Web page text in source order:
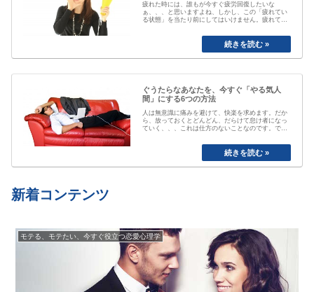
疲れた時には、誰もが今すぐ疲労回復したいな
ぁ、、、と思いますよね、しかし、この「疲れてい
る状態」を当たり前にしてはいけません。疲れてい
がて気付かなくなってしまいます。「最近疲れてい
ますよね」と誰かに声を掛けられるまで、自分は大
丈夫と思ってしまっていたり、いつのまにか覇気が
感…
ぐうたらなあなたを、今すぐ「やる気人
間」にする6つの方法
人は無意識に痛みを避けて、快楽を求めます。だか
ら、放っておくとどんどん、だらけて怠け者になっ
ていく、、、これは仕方のないことなのです。で
私も以前は、おもいきり、「ぐうたら属性」でし
た。食べたら寝る、めんどくさいから明日でいい
や、、と言い続けて結局やらない、忘れてしまう
etc…
新着コンテンツ
モテる、モテたい、今すぐ役立つ恋愛心理学